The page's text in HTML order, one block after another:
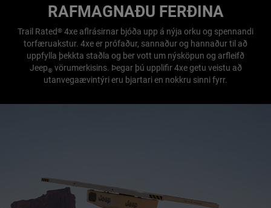
RAFMAGNAÐU FERÐINA
Trail Rated® 4xe aflrásirnar bjóða upp á nýja orku og spennandi
torfæruakstur. 4xe er prófaður, sannaður og hannaður til að
uppfylla þekkta staðla og ber vott um nýsköpun og arfleifð
Jeep® vörumerkisins. Þegar þú upplifir 4xe getu veistu að
utanvegaævintýri eru bjartari en nokkru sinni fyrr.